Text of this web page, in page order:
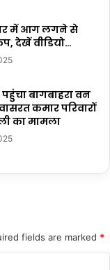
में आग लगने से
देखें वीडियो…
बागबाहरा वन
कमार परिवारों
का मामला
fields are marked *